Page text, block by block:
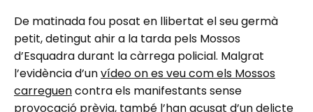
De matinada fou posat en llibertat el seu germà
petit, detingut ahir a la tarda pels Mossos
d’Esquadra durant la càrrega policial. Malgrat
l’evidència d’unvídeo on es veu com els Mossos
carreguencontra els manifestants sense
provocació prèvia, també l’han acusat d’un delicte